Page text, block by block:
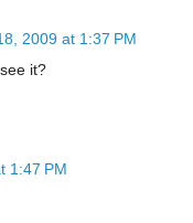
2009 at 1:37 PM
it?
1:47 PM